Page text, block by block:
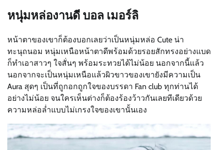
หนุ่มหล่องานดี บอล เมอร์ลิ
หน้าตาของเขาก็ต้องบอกเลยว่าเป็นหนุ่มหล่อ Cute น่า
ทะนุถนอม หนุ่มเหนือหน้าตาดีพร้อมด้วยรอยสักทรงอย่างแบด
ก็ทำเอาสาวๆ ใจสั่นๆ พร้อมระทวยได้ไม่น้อย นอกจากนี้แล้ว
นอกจากจะเป็นหนุ่มเหนือแล้วผิวขาวของเขายังมีความเป็น
Aura สุดๆ เป็นที่ถูกอกถูกใจของบรรดา Fan club ทุกท่านได้
อย่างไม่น้อย จนใครเห็นต่างก็ต้องร้องว้าวกันเลยทีเดียวด้วย
ความหล่อล่ำแบบไม่เกรงใจของเขานั้นเอง